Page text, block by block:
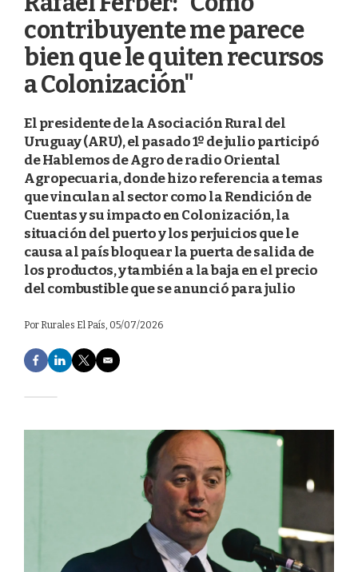
contribuyente me parece
bien que le quiten recursos
a Colonización"
El presidente de la Asociación Rural del
Uruguay (ARU), el pasado 1º de julio participó
de Hablemos de Agro de radio Oriental
Agropecuaria, donde hizo referencia a temas
que vinculan al sector como la Rendición de
Cuentas y su impacto en Colonización, la
situación del puerto y los perjuicios que le
causa al país bloquear la puerta de salida de
los productos, y también a la baja en el precio
del combustible que se anunció para julio
Por Rurales El País, 05/07/2026
F
a
e
o
L
i
d
T
w
e
E
m